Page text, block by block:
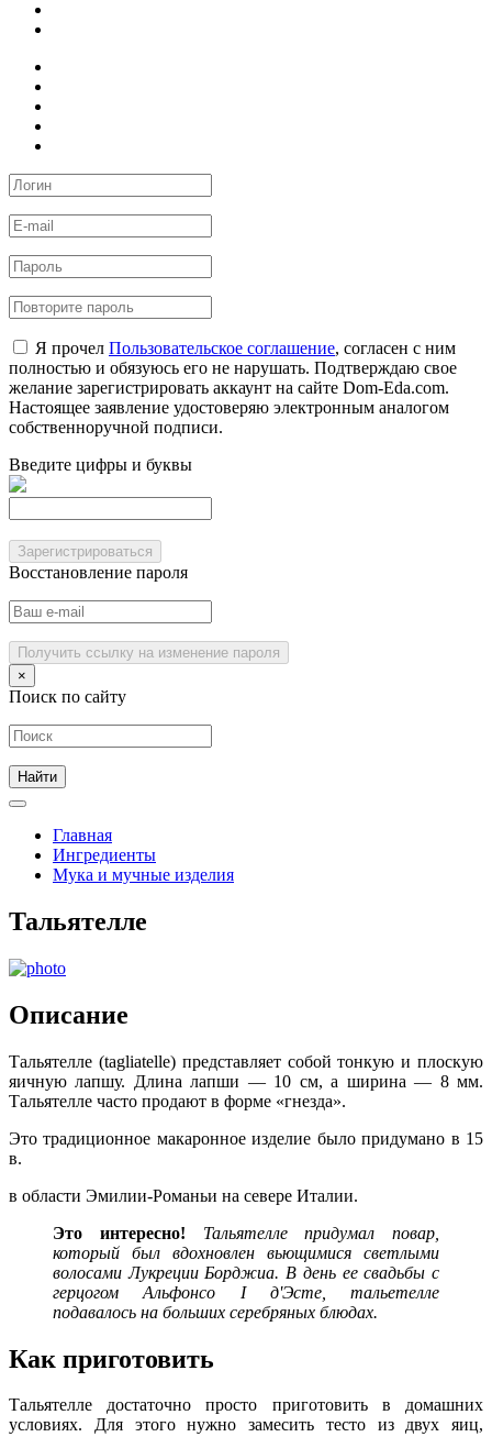
Я прочел Пользовательское соглашение, согласен с ним
полностью и обязуюсь его не нарушать. Подтверждаю свое
желание зарегистрировать аккаунт на сайте Dom-Eda.com.
Настоящее заявление удостоверяю электронным аналогом
собственноручной подписи.
Введите цифры и буквы
Зарегистрироваться
Восстановление пароля
Получить ссылку на изменение пароля
×
Поиск по сайту
Главная
Ингредиенты
Мука и мучные изделия
Тальятелле
Описание
Тальятелле (tagliatelle) представляет собой тонкую и плоскую
яичную лапшу. Длина лапши — 10 см, а ширина — 8 мм.
Тальятелле часто продают в форме «гнезда».
Это традиционное макаронное изделие было придумано в 15
в.
в области Эмилии-Романьи на севере Италии.
Это интересно!
Тальятелле придумал повар,
который был вдохновлен вьющимися светлыми
волосами Лукреции Борджиа. В день ее свадьбы с
герцогом Альфонсо I д'Эсте, тальетелле
подавалось на больших серебряных блюдах.
Как приготовить
Тальятелле достаточно просто приготовить в домашних
условиях. Для этого нужно замесить тесто из двух яиц,